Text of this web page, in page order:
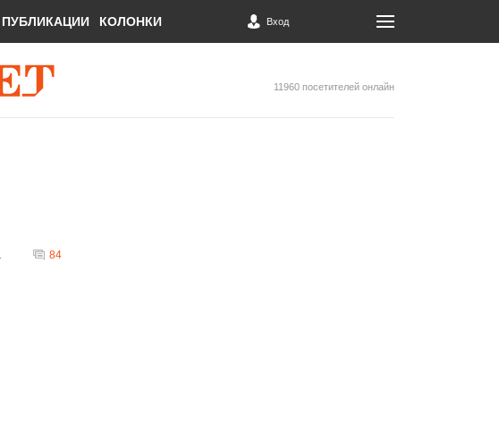
ПУБЛИКАЦИИ КОЛОНКИ Вход
11960 посетителей онлайн
84